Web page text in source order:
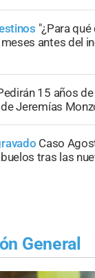
"¿Para
antes del
15 años
Jeremías
Caso
tras las
General